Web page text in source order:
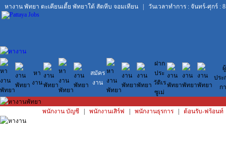
หางาน พัทยา ตะเคียนเตี้ย พัทยาใต้ สัตหีบ จอมเทียน | วันเวลาทำการ : จันทร์-ศุกร์ :
หา
งาน
สมัคร
งาน
ฝาก
ประ
วัติเร
ซูเม่
ผู้
ประ
ก
พนักงาน บัญชี พนักงานเสิร์ฟ พนักงานธุรการ ต้อนรับ-ฟร้อนท์